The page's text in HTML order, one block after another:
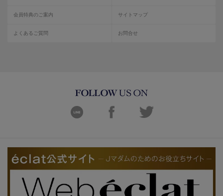
会員特典のご案内 サイトマップ
よくあるご質問 お問合せ